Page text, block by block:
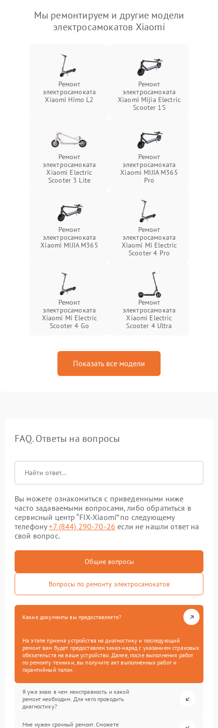
Мы ремонтируем и другие модели
электросамокатов Xiaomi
Ремонт
электросамоката
Xiaomi Himo L2
Ремонт
электросамоката
Xiaomi Mijia Electric
Scooter 1S
Ремонт
электросамоката
Xiaomi Electric
Scooter 3 Lite
Ремонт
электросамоката
Xiaomi MIJIA M365
Pro
Ремонт
электросамоката
Xiaomi MIJIA M365
Ремонт
электросамоката
Xiaomi Mi Electric
Scooter 4 Pro
Ремонт
электросамоката
Xiaomi Mi Electric
Scooter 4 Go
Ремонт
электросамоката
Xiaomi Electric
Scooter 4 Ultra
Показать все модели
FAQ. Ответы на вопросы
Вы можете ознакомиться с приведенными ниже
часто задаваемыми вопросами, либо обратиться в
сервисный центр “FIX-Xiaomi” по следующему
телефону+7 (844) 290-70-26 если не нашли ответ на
свой вопрос.
Общие вопросы
Вопросы по ремонту электросамокатов
Какие документы вы предоставляете?
На этапе приема устройства на диагностику и последующий
ремонт вам будет предоставлен заказ-наряд с указанием страховых
обязательств на ваше устройство. Далее, после выполнения работ
по ремонту техники, вы получите акт выполненных работ и
гарантийный талон.
Я уже знаю в чем неисправность и какой
ремонт необходим. Для чего проводить
диагностику?
Мне нужен срочный ремонт. Сможете